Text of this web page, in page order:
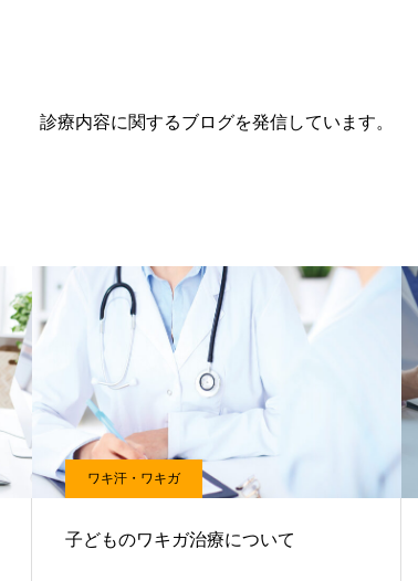
診療内容に関するブログを発信しています。
ワキ汗・ワキガ
子どものワキガ治療について